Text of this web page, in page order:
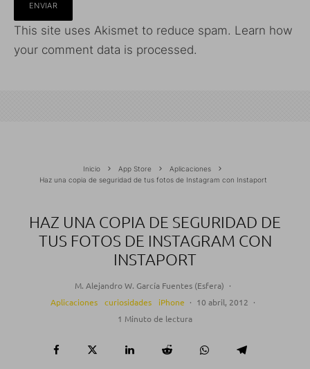
This site uses Akismet to reduce spam. Learn how
your comment data is processed.
Inicio App Store
Aplicaciones
Haz una copia de seguridad de tus fotos de Instagram con Instaport
HAZ UNA COPIA DE SEGURIDAD DE
TUS FOTOS DE INSTAGRAM CON
INSTAPORT
M. Alejandro W. García Fuentes (Esfera) ·
Aplicaciones
curiosidades iPhone · 10 abril, 2012 ·
1 Minuto de lectura